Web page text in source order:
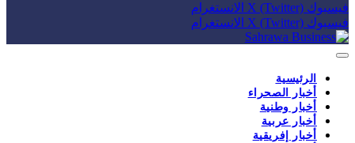
فيسبوك X (Twitter) الانستغرام
فيسبوك X (Twitter) الانستغرام
الرئيسية
أخبار الصحراء
أخبار وطنية
أخبار عربية
أخبار إفريقية